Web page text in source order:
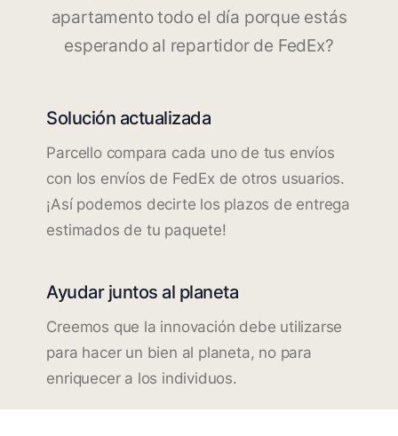
apartamento todo el día porque estás
esperando al repartidor de FedEx?
Solución actualizada
Parcello compara cada uno de tus envíos
con los envíos de FedEx de otros usuarios.
¡Así podemos decirte los plazos de entrega
estimados de tu paquete!
Ayudar juntos al planeta
Creemos que la innovación debe utilizarse
para hacer un bien al planeta, no para
enriquecer a los individuos.